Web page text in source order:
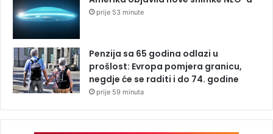
prije 53 minute
Penzija sa 65 godina odlazi u
prošlost: Evropa pomjera granicu,
negdje će se raditi i do 74. godine
prije 59 minuta